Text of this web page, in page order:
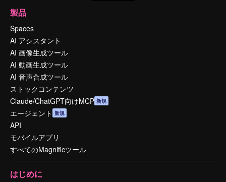
製品
Spaces
AI アシスタント
AI 画像生成ツール
AI 動画生成ツール
AI 音声合成ツール
ストックコンテンツ
Claude/ChatGPT向けMCP 新規
エージェント 新規
API
モバイルアプリ
すべてのMagnificツール
はじめに